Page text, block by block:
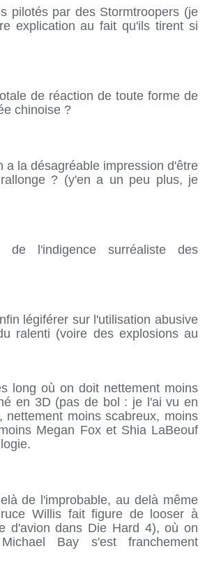
pilotés par des Stormtroopers (je
explication au fait qu'ils tirent si
de réaction de toute forme de
chinoise ?
a la désagréable impression d'être
? (y'en a un peu plus, je
l'indigence surréaliste des
légiférer sur l'utilisation abusive
ralenti (voire des explosions au
long où on doit nettement moins
en 3D (pas de bol : je l'ai vu en
nettement moins scabreux, moins
Megan Fox et Shia LaBeouf
de l'improbable, au delà même
Willis fait figure de looser à
d'avion dans Die Hard 4), où on
Bay s'est franchement